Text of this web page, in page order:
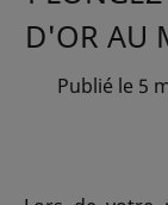
D'OR AU
Publié le 5